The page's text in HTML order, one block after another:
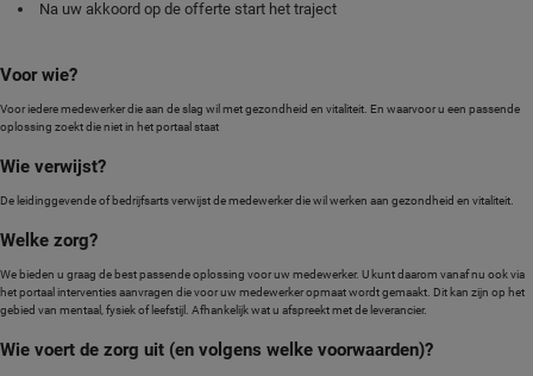
Na uw akkoord op de offerte start het traject
Voor wie?
Voor iedere medewerker die aan de slag wil met gezondheid en vitaliteit. En waarvoor u een passende
oplossing zoekt die niet in het portaal staat
Wie verwijst?
De leidinggevende of bedrijfsarts verwijst de medewerker die wil werken aan gezondheid en vitaliteit.
Welke zorg?
We bieden u graag de best passende oplossing voor uw medewerker. U kunt daarom vanaf nu ook via
het portaal interventies aanvragen die voor uw medewerker opmaat wordt gemaakt. Dit kan zijn op het
gebied van mentaal, fysiek of leefstijl. Afhankelijk wat u afspreekt met de leverancier.
Wie voert de zorg uit (en volgens welke voorwaarden)?